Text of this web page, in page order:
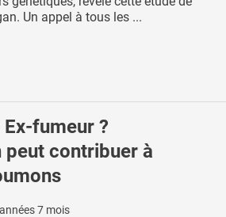
Un appel à tous les ...
Ex-fumeur ?
peut contribuer à
7 mois